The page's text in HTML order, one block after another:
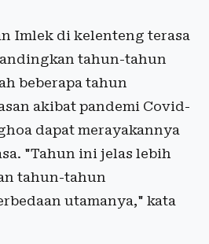
Imlek di kelenteng terasa
tahun-tahun
beberapa tahun
akibat pandemi Covid-
dapat merayakannya
"Tahun ini jelas lebih
tahun-tahun
utamanya," kata